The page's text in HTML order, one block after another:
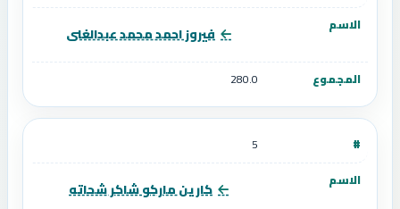
فيروز احمد محمد عبدالغنى
280.0
5
كارين ماركو شاكر شحاته